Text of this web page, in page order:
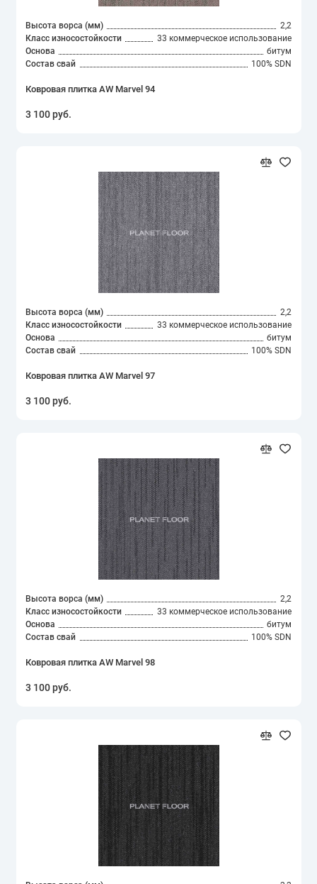
Высота ворса (мм)
2,2
Класс износостойкости
33 коммерческое использование
Основа
битум
Состав свай
100% SDN
Ковровая плитка AW Marvel 94
3 100 руб.
Высота ворса (мм)
2,2
Класс износостойкости
33 коммерческое использование
Основа
битум
Состав свай
100% SDN
Ковровая плитка AW Marvel 97
3 100 руб.
Высота ворса (мм)
2,2
Класс износостойкости
33 коммерческое использование
Основа
битум
Состав свай
100% SDN
Ковровая плитка AW Marvel 98
3 100 руб.